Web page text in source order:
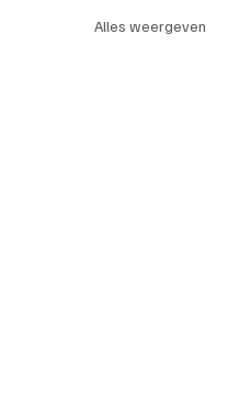
Alles weergeven